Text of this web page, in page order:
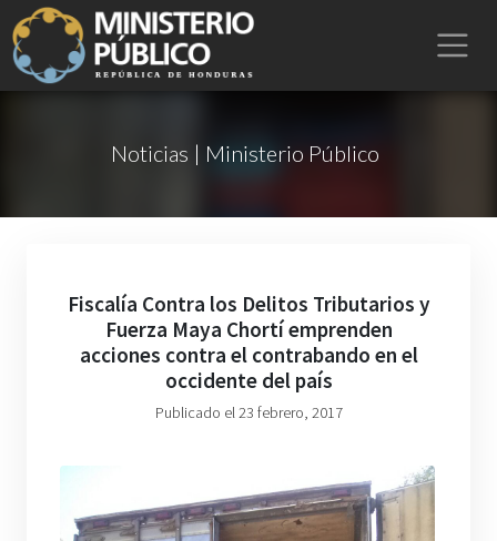
Noticias | Ministerio Público
Fiscalía Contra los Delitos Tributarios y
Fuerza Maya Chortí emprenden
acciones contra el contrabando en el
occidente del país
Publicado el 23 febrero, 2017